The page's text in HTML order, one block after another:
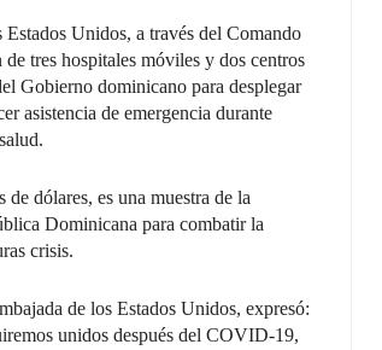
Unidos, a través del Comando
tres hospitales móviles y dos centros
Gobierno dominicano para desplegar
asistencia de emergencia durante
dólares, es una muestra de la
Dominicana para combatir la
crisis.
de los Estados Unidos, expresó:
unidos después del COVID-19,